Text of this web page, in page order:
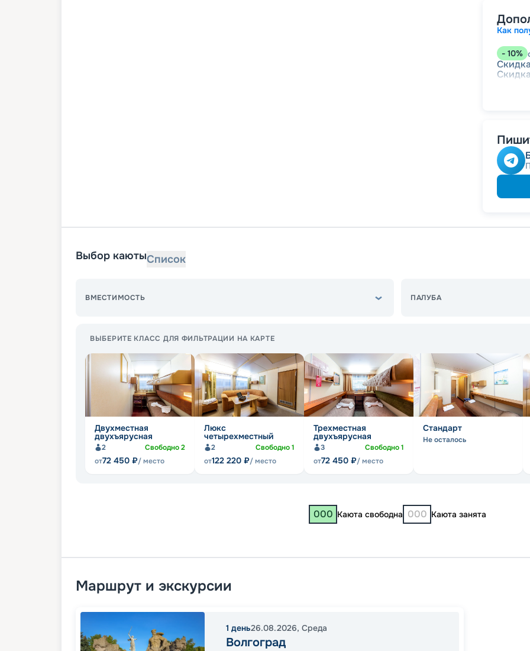
Как
- 10%
Выбор каютыСписок
ВМЕСТИМОСТЬ ПАЛУБА
ВЫБЕРИТЕ КЛАСС ДЛЯ ФИЛЬТРАЦИИ НА КАРТЕ
Двухместная
двухъярусная
2 Свободно2
от72 450 ₽/ место
Люкс
четырехместный
2 Свободно1
от122 220 ₽/ место
Трехместная
двухъярусная
3 Свободно1
от72 450 ₽/ место
Стандарт
Не осталось
000 Каюта свободна 000 Каюта занята
Маршрут и экскурсии
1 день26.08.2026, Среда
Волгоград